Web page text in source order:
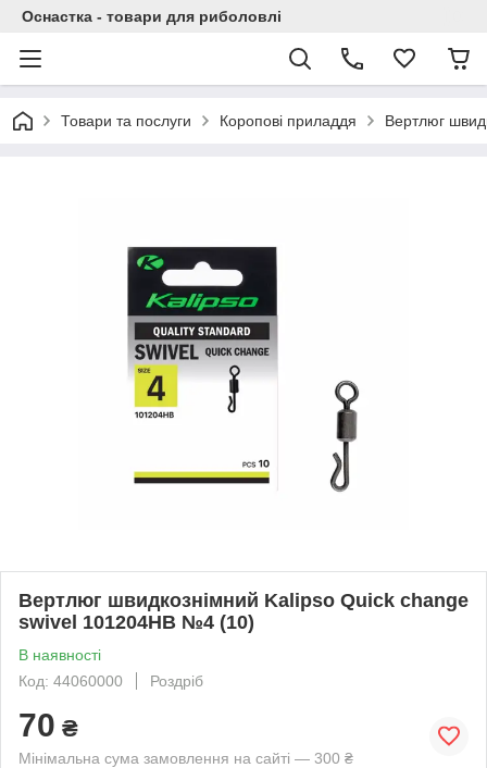
Оснастка - товари для риболовлі
Товари та послуги Коропові приладдя Вертлюг
Вертлюг швидкознімний Kalipso Quick change
swivel 101204HB №4 (10)
В наявності
Код: 44060000
Роздріб
70 ₴
Мінімальна сума замовлення на сайті — 300 ₴